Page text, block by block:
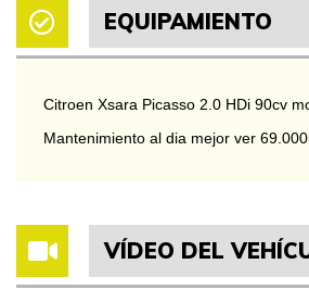
EQUIPAMIENTO
Citroen Xsara Picasso 2.0 HDi 90cv
Mantenimiento al dia mejor ver
VÍDEO DEL